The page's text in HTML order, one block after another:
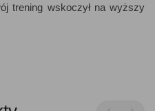
trening wskoczył na wyższy